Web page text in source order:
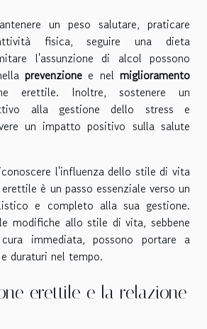
un peso salutare, praticare
fisica, seguire una dieta
l'assunzione di alcol possono
prevenzione e nel miglioramento
erettile. Inoltre, sostenere un
alla gestione dello stress e
un impatto positivo sulla salute
l'influenza dello stile di vita
è un passo essenziale verso un
e completo alla sua gestione.
modifiche allo stile di vita, sebbene
immediata, possono portare a
duraturi nel tempo.
erettile e la relazione